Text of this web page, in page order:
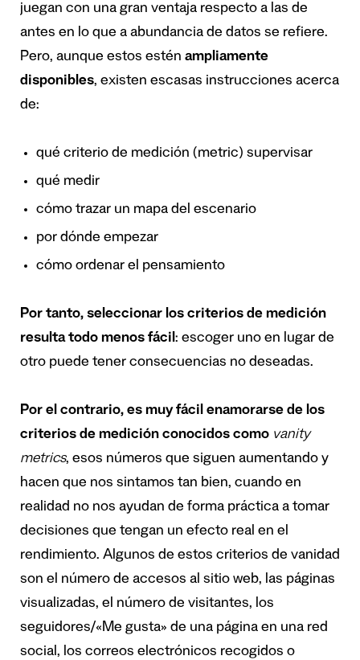
juegan con una gran ventaja respecto a las de
antes en lo que a abundancia de datos se refiere.
Pero, aunque estos estén ampliamente
disponibles, existen escasas instrucciones acerca
de:
qué criterio de medición (metric) supervisar
qué medir
cómo trazar un mapa del escenario
por dónde empezar
cómo ordenar el pensamiento
Por tanto, seleccionar los criterios de medición
resulta todo menos fácil: escoger uno en lugar de
otro puede tener consecuencias no deseadas.
Por el contrario, es muy fácil enamorarse de los
criterios de medición conocidos como vanity
metrics, esos números que siguen aumentando y
hacen que nos sintamos tan bien, cuando en
realidad no nos ayudan de forma práctica a tomar
decisiones que tengan un efecto real en el
rendimiento. Algunos de estos criterios de vanidad
son el número de accesos al sitio web, las páginas
visualizadas, el número de visitantes, los
seguidores/«Me gusta» de una página en una red
social, los correos electrónicos recogidos o